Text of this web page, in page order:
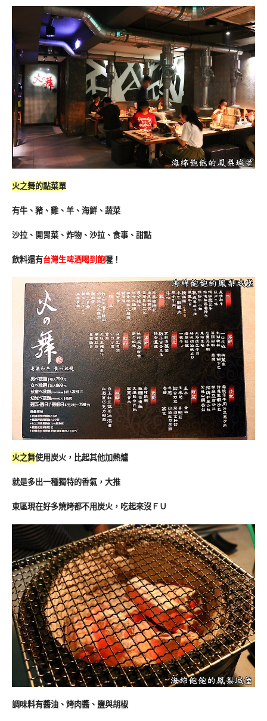
火之舞的點菜單
有牛、豬、雞、羊、海鮮、蔬菜
沙拉、開胃菜、炸物、沙拉、食事、甜點
飲料還有台灣生啤酒喝到飽喔！
火之舞使用炭火，比起其他加熱爐
就是多出一種獨特的香氣，大推
東區現在好多燒烤都不用炭火，吃起來沒ＦＵ
調味料有醬油、烤肉醬、鹽與胡椒